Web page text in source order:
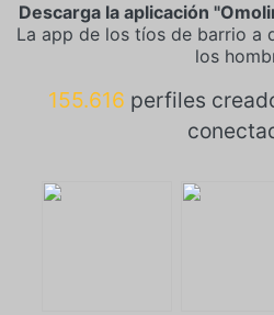
Descarga la aplicación
La app de los tíos de barrio a
los
155.616 perfiles